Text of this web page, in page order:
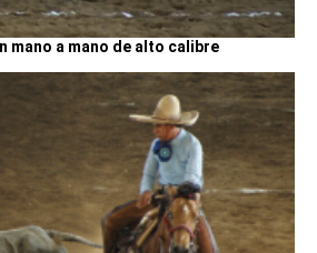
mano a mano de alto calibre